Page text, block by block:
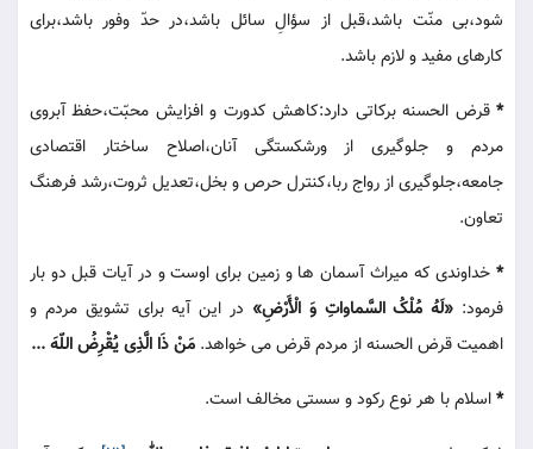
شود،بی منّت باشد،قبل از سؤالِ سائل باشد،در حدّ وفور باشد،برای
کارهای مفید و لازم باشد.
*قرض الحسنه برکاتی دارد:کاهش کدورت و افزایش محبّت،حفظ آبروی
مردم و جلوگیری از ورشکستگی آنان،اصلاح ساختار اقتصادی
جامعه،جلوگیری از رواج ربا،کنترل حرص و بخل،تعدیل ثروت،رشد فرهنگ
تعاون.
* خداوندی که میراث آسمان ها و زمین برای اوست و در آیات قبل دو بار
فرمود: «لَهُ مُلْکُ السَّماواتِ وَ الْأَرْضِ» در این آیه برای تشویق مردم و
اهمیت قرض الحسنه از مردم قرض می خواهد. مَنْ ذَا الَّذِی یُقْرِضُ اللّهَ ...
*اسلام با هر نوع رکود و سستی مخالف است.